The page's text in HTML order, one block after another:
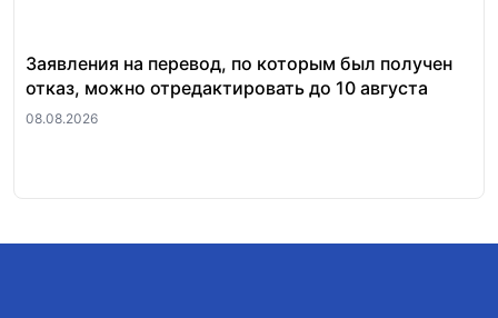
Заявления на перевод, по которым был получен
отказ, можно отредактировать до 10 августа
08.08.2026